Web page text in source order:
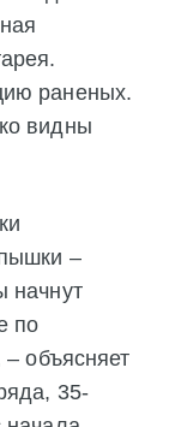
раненых.
видны
–
начнут
по
объясняет
35-